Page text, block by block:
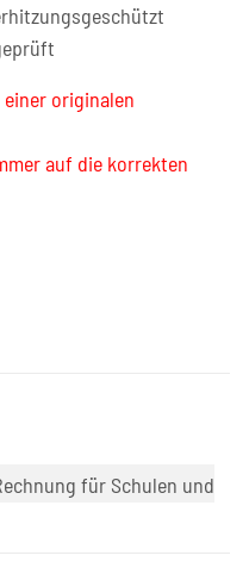
originalen
auf die korrekten
für Schulen und